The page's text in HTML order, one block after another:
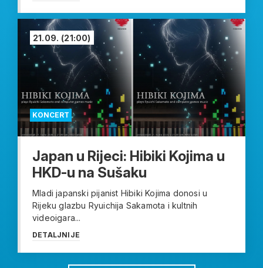
KONCERT
21.09. (21:00)
Japan u Rijeci: Hibiki Kojima u
HKD-u na Sušaku
Mladi japanski pijanist Hibiki Kojima donosi u
Rijeku glazbu Ryuichija Sakamota i kultnih
videoigara...
DETALJNIJE